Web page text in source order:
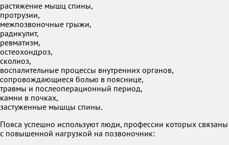
растяжение мышц спины,
протрузии,
межпозвоночные грыжи,
радикулит,
ревматизм,
остеохондроз,
сколиоз,
воспалительные процессы внутренних органов,
сопровождающиеся болью в пояснице,
травмы и послеоперационный период,
камни в почках,
застуженные мышцы спины.
Пояса успешно используют люди, профессии которых связаны
с повышенной нагрузкой на позвоночник: